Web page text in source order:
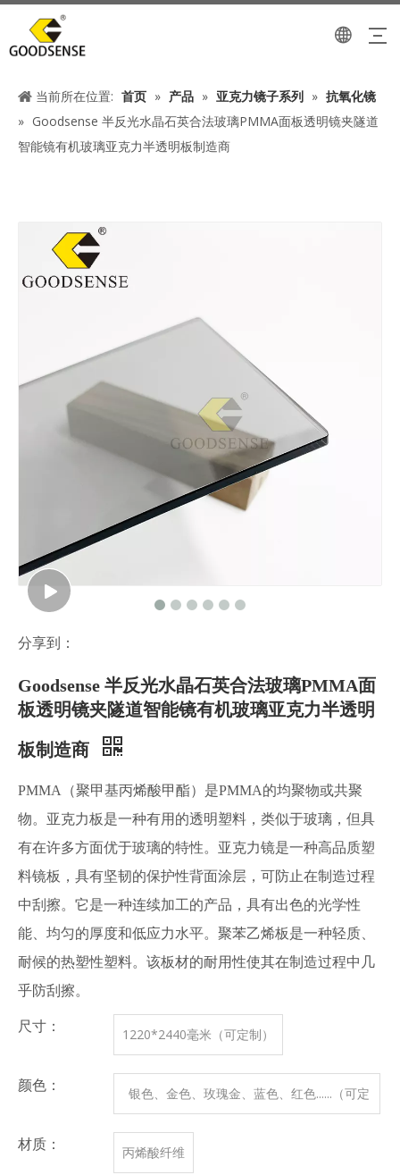
当前所在位置: 首页 » 产品 » 亚克力镜子系列 » 抗氧化镜
» Goodsense 半反光水晶石英合法玻璃PMMA面板透明镜夹隧道
智能镜有机玻璃亚克力半透明板制造商
分享到：
Goodsense 半反光水晶石英合法玻璃PMMA面
板透明镜夹隧道智能镜有机玻璃亚克力半透明
板制造商
PMMA（聚甲基丙烯酸甲酯）是PMMA的均聚物或共聚
物。亚克力板是一种有用的透明塑料，类似于玻璃，但具
有在许多方面优于玻璃的特性。亚克力镜是一种高品质塑
料镜板，具有坚韧的保护性背面涂层，可防止在制造过程
中刮擦。它是一种连续加工的产品，具有出色的光学性
能、均匀的厚度和低应力水平。聚苯乙烯板是一种轻质、
耐候的热塑性塑料。该板材的耐用性使其在制造过程中几
乎防刮擦。
尺寸： 1220*2440毫米（可定制）
颜色：
银色、金色、玫瑰金、蓝色、红色......（可定
材质： 丙烯酸纤维